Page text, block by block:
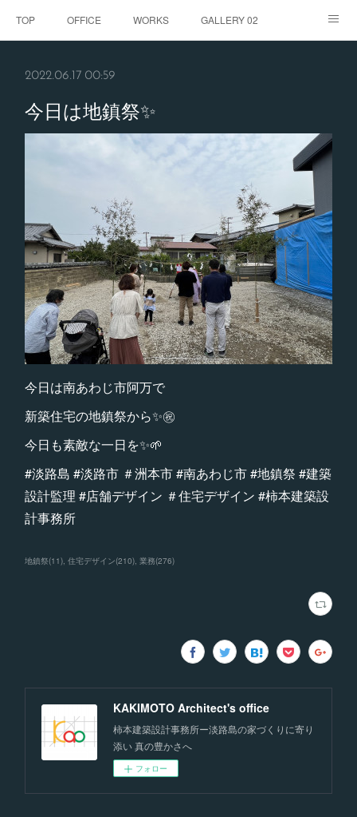
TOP OFFICE WORKS GALLERY 02
2022.06.17 00:59
今日は地鎮祭✨
今日は南あわじ市阿万で
新築住宅の地鎮祭から✨㊗️
今日も素敵な一日を✨🌱
#淡路島 #淡路市 ＃洲本市 #南あわじ市 #地鎮祭 #建築
設計監理 #店舗デザイン ＃住宅デザイン #柿本建築設
計事務所
地鎮祭(11) 住宅デザイン(210) 業務(276)
KAKIMOTO Architect's office
柿本建築設計事務所ー淡路島の家づくりに寄り
添い 真の豊かさへ
フォロー